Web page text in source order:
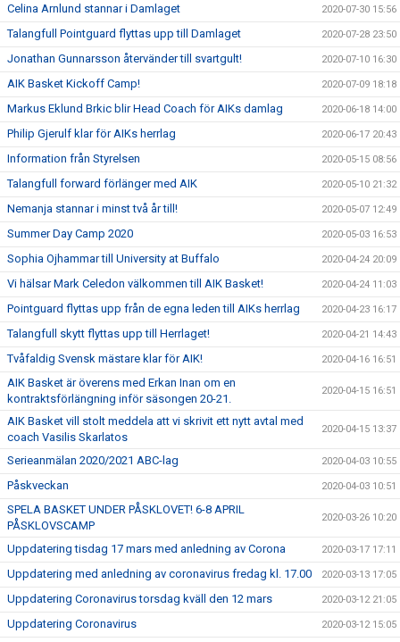
Celina Arnlund stannar i Damlaget 2020-07-30 15:56
Talangfull Pointguard flyttas upp till Damlaget 2020-07-28 23:50
Jonathan Gunnarsson återvänder till svartgult! 2020-07-10 16:30
AIK Basket Kickoff Camp! 2020-07-09 18:18
Markus Eklund Brkic blir Head Coach för AIKs damlag 2020-06-18 14:00
Philip Gjerulf klar för AIKs herrlag 2020-06-17 20:43
Information från Styrelsen 2020-05-15 08:56
Talangfull forward förlänger med AIK 2020-05-10 21:32
Nemanja stannar i minst två år till! 2020-05-07 12:49
Summer Day Camp 2020 2020-05-03 16:53
Sophia Ojhammar till University at Buffalo 2020-04-24 20:09
Vi hälsar Mark Celedon välkommen till AIK Basket! 2020-04-24 11:03
Pointguard flyttas upp från de egna leden till AIKs herrlag 2020-04-23 16:17
Talangfull skytt flyttas upp till Herrlaget! 2020-04-21 14:43
Tvåfaldig Svensk mästare klar för AIK! 2020-04-16 16:51
AIK Basket är överens med Erkan Inan om en
kontraktsförlängning inför säsongen 20-21.
2020-04-15 16:51
AIK Basket vill stolt meddela att vi skrivit ett nytt avtal med
coach Vasilis Skarlatos
2020-04-15 13:37
Serieanmälan 2020/2021 ABC-lag 2020-04-03 10:55
Påskveckan 2020-04-03 10:51
SPELA BASKET UNDER PÅSKLOVET! 6-8 APRIL
PÅSKLOVSCAMP
2020-03-26 10:20
Uppdatering tisdag 17 mars med anledning av Corona 2020-03-17 17:11
Uppdatering med anledning av coronavirus fredag kl. 17.00 2020-03-13 17:05
Uppdatering Coronavirus torsdag kväll den 12 mars 2020-03-12 21:05
Uppdatering Coronavirus 2020-03-12 15:05